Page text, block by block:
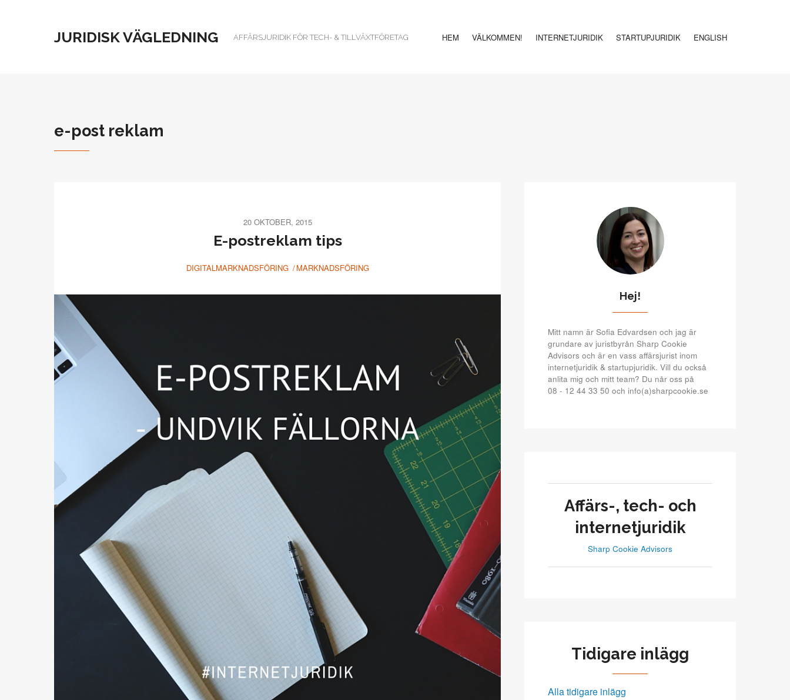
JURIDISK VÄGLEDNING AFFÄRSJURIDIK FÖR TECH- & TILLVÄXTFÖRETAG HEM VÄLKOMMEN! INTERNETJURIDIK STARTUPJURIDIK ENGLISH
e-post reklam
20 OKTOBER, 2015
E-postreklam tips
DIGITALMARKNADSFÖRING MARKNADSFÖRING
Hej!
Mitt namn är Sofia Edvardsen och jag är
grundare av juristbyrån Sharp Cookie
Advisors och är en vass affärsjurist inom
internetjuridik & startupjuridik. Vill du också
anlita mig och mitt team? Du når oss på
08 - 12 44 33 50 och info(a)sharpcookie.se
Affärs-, tech- och
internetjuridik
Sharp Cookie Advisors
Tidigare inlägg
Alla tidigare inlägg